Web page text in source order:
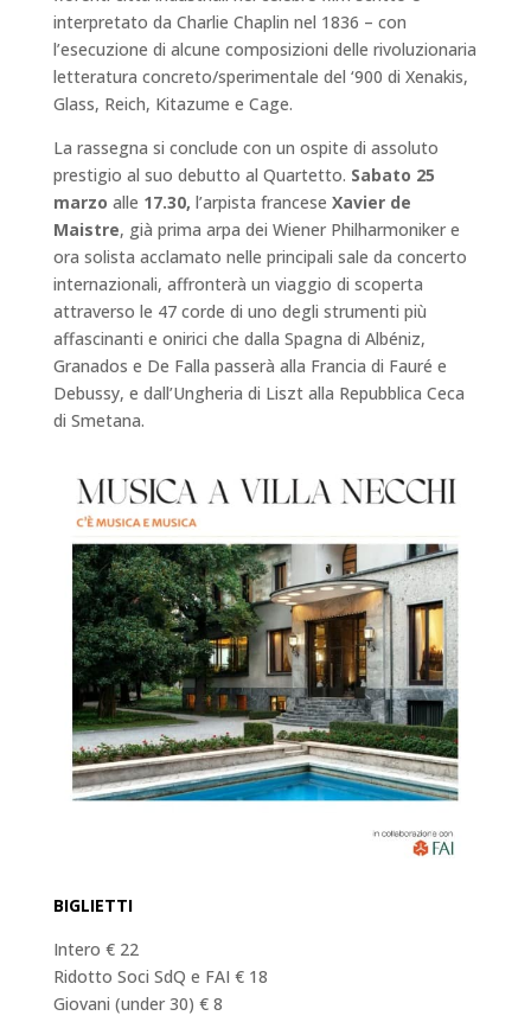
interpretato da Charlie Chaplin nel 1836 – con
l’esecuzione di alcune composizioni delle rivoluzionaria
letteratura concreto/sperimentale del ‘900 di Xenakis,
Glass, Reich, Kitazume e Cage.
La rassegna si conclude con un ospite di assoluto
prestigio al suo debutto al Quartetto. Sabato 25
marzo alle 17.30, l’arpista francese Xavier de
Maistre, già prima arpa dei Wiener Philharmoniker e
ora solista acclamato nelle principali sale da concerto
internazionali, affronterà un viaggio di scoperta
attraverso le 47 corde di uno degli strumenti più
affascinanti e onirici che dalla Spagna di Albéniz,
Granados e De Falla passerà alla Francia di Fauré e
Debussy, e dall’Ungheria di Liszt alla Repubblica Ceca
di Smetana.
BIGLIETTI
Intero € 22
Ridotto Soci SdQ e FAI € 18
Giovani (under 30) € 8